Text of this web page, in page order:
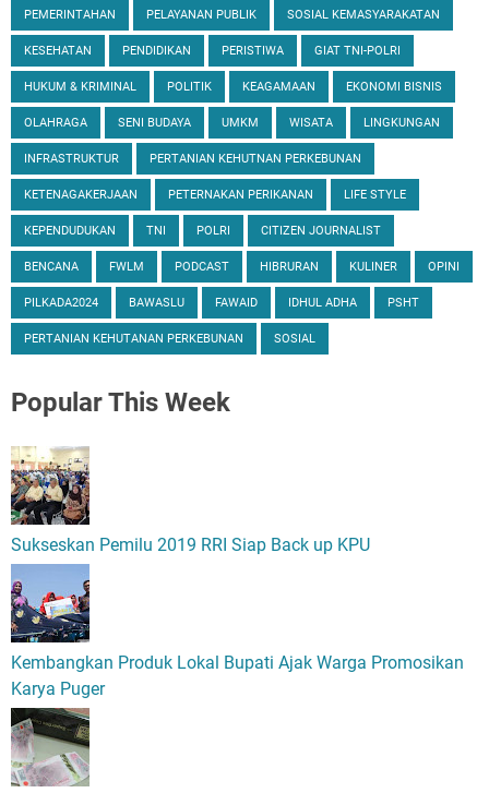
PEMERINTAHAN PELAYANAN PUBLIK SOSIAL KEMASYARAKATAN
KESEHATAN PENDIDIKAN PERISTIWA GIAT TNI-POLRI
HUKUM & KRIMINAL POLITIK KEAGAMAAN EKONOMI BISNIS
OLAHRAGA SENI BUDAYA UMKM WISATA LINGKUNGAN
INFRASTRUKTUR PERTANIAN KEHUTNAN PERKEBUNAN
KETENAGAKERJAAN PETERNAKAN PERIKANAN LIFE STYLE
KEPENDUDUKAN TNI POLRI CITIZEN JOURNALIST
BENCANA FWLM PODCAST HIBRURAN KULINER OPINI
PILKADA2024 BAWASLU FAWAID IDHUL ADHA PSHT
PERTANIAN KEHUTANAN PERKEBUNAN SOSIAL
PopularThis Week
Sukseskan Pemilu 2019 RRI Siap Back up KPU
Kembangkan Produk Lokal Bupati Ajak Warga Promosikan
Karya Puger